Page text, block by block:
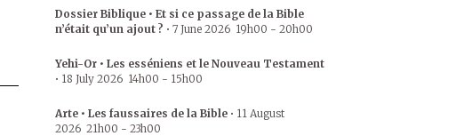
Dossier Biblique • Et si ce passage de la Bible
n’était qu’un ajout ? • 7 June 2026 19h00 - 20h00
Yehi-Or • Les esséniens et le Nouveau Testament
• 18 July 2026 14h00 - 15h00
Arte • Les faussaires de la Bible • 11 August
2026 21h00 - 23h00